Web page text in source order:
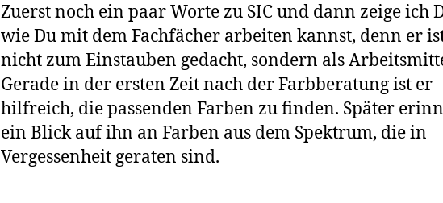
Zuerst noch ein paar Worte zu SIC und dann zeige ich
wie Du mit dem Fachfächer arbeiten kannst, denn er
nicht zum Einstauben gedacht, sondern als
Gerade in der ersten Zeit nach der Farbberatung ist er
hilfreich, die passenden Farben zu finden. Später
ein Blick auf ihn an Farben aus dem Spektrum, die in
Vergessenheit geraten sind.